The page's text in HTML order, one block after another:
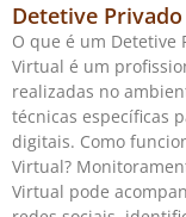
Detetive
O que é um Detetive
Virtual é um
realizadas no
técnicas específicas
digitais. Como
Virtual?
Virtual pode